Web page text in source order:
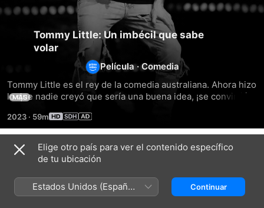
Tommy Little: Un imbécil que sabe
volar
Película ·Comedia
Tommy Little es el rey de la comedia australiana. Ahora hizo
lo que nadie creyó que sería una buena idea, ¡se convirtió
durante la pandemia, Tommy apuntó hacia los cielos, tomó
lecciones de vuelo y superó su primer vuelo solo (bueno,
casi). Escucharás sobre esto y otras aventuras de Un
imbécil que sabe volar
MÁS
2023 · 59m
Títulos relacionados
Hughes:
Ridiculous
Hoo:
Hoo
Little:
Genio
Elige otro país para ver el contenido específico
de tu ubicación
Estados Unidos (Español
México)
Continuar